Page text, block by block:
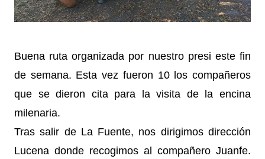
Buena ruta organizada por nuestro presi este fin
de semana. Esta vez fueron 10 los compañeros
que se dieron cita para la visita de la encina
milenaria.
Tras salir de La Fuente, nos dirigimos dirección
Lucena donde recogimos al compañero Juanfe.